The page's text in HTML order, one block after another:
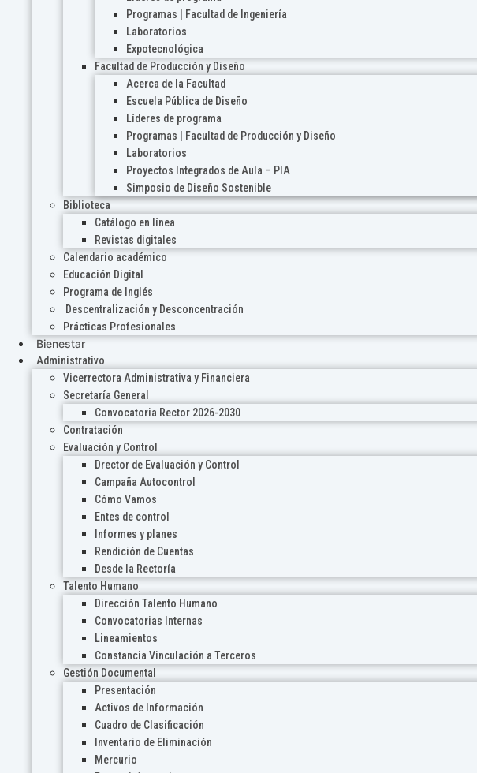
Programas | Facultad de Ingeniería
Laboratorios
Expotecnológica
Facultad de Producción y Diseño
Acerca de la Facultad
Escuela Pública de Diseño
Líderes de programa
Programas | Facultad de Producción y Diseño
Laboratorios
Proyectos Integrados de Aula – PIA
Simposio de Diseño Sostenible
Biblioteca
Catálogo en línea
Revistas digitales
Calendario académico
Educación Digital
Programa de Inglés
Descentralización y Desconcentración
Prácticas Profesionales
Bienestar
Administrativo
Vicerrectora Administrativa y Financiera
Secretaría General
Convocatoria Rector 2026-2030
Contratación
Evaluación y Control
Drector de Evaluación y Control
Campaña Autocontrol
Cómo Vamos
Entes de control
Informes y planes
Rendición de Cuentas
Desde la Rectoría
Talento Humano
Dirección Talento Humano
Convocatorias Internas
Lineamientos
Constancia Vinculación a Terceros
Gestión Documental
Presentación
Activos de Información
Cuadro de Clasificación
Inventario de Eliminación
Mercurio